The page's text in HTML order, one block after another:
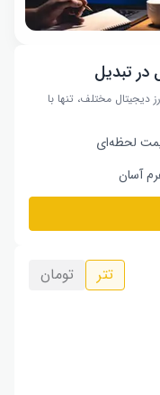
در تبدیل
کسب سود از خرید و فروش بیش از ۶۵۰ ارز دیجیتال مختلف، تنها با
لحظه‌ای
آسان
تتر تومان